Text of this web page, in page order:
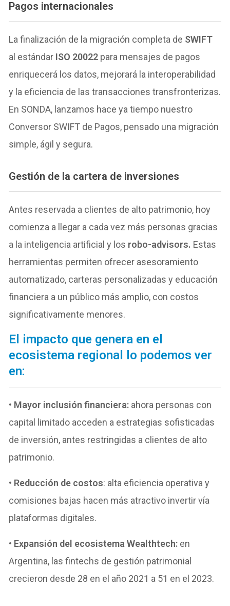
Pagos internacionales
La finalización de la migración completa de SWIFT
al estándar ISO 20022 para mensajes de pagos
enriquecerá los datos, mejorará la interoperabilidad
y la eficiencia de las transacciones transfronterizas.
En SONDA, lanzamos hace ya tiempo nuestro
Conversor SWIFT de Pagos, pensado una migración
simple, ágil y segura.
Gestión de la cartera de inversiones
Antes reservada a clientes de alto patrimonio, hoy
comienza a llegar a cada vez más personas gracias
a la inteligencia artificial y los robo-advisors. Estas
herramientas permiten ofrecer asesoramiento
automatizado, carteras personalizadas y educación
financiera a un público más amplio, con costos
significativamente menores.
El impacto que genera en el
ecosistema regional lo podemos ver
en:
• Mayor inclusión financiera: ahora personas con
capital limitado acceden a estrategias sofisticadas
de inversión, antes restringidas a clientes de alto
patrimonio.
• Reducción de costos: alta eficiencia operativa y
comisiones bajas hacen más atractivo invertir vía
plataformas digitales.
• Expansión del ecosistema Wealthtech: en
Argentina, las fintechs de gestión patrimonial
crecieron desde 28 en el año 2021 a 51 en el 2023.